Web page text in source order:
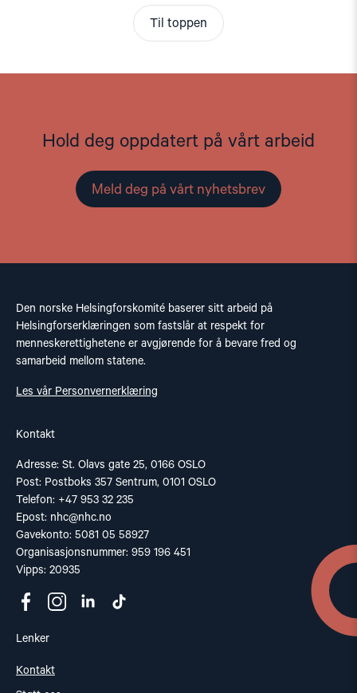
Til toppen
Hold deg oppdatert på vårt arbeid
Meld deg på vårt nyhetsbrev
Den norske Helsingforskomité baserer sitt arbeid på
Helsingforserklæringen som fastslår at respekt for
menneskerettighetene er avgjørende for å bevare fred og
samarbeid mellom statene.
Les vår Personvernerklæring
Kontakt
Adresse: St. Olavs gate 25, 0166 OSLO
Post: Postboks 357 Sentrum, 0101 OSLO
Telefon: +47 953 32 235
Epost: nhc@nhc.no
Gavekonto: 5081 05 58927
Organisasjonsnummer: 959 196 451
Vipps: 20935
Lenker
Kontakt